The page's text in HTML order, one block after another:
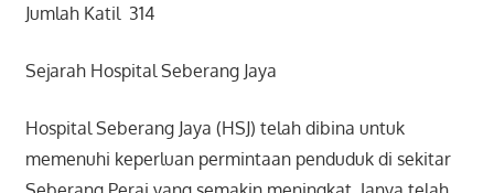
Jumlah Katil 314
Sejarah Hospital Seberang Jaya
Hospital Seberang Jaya (HSJ) telah dibina untuk
memenuhi keperluan permintaan penduduk di sekitar